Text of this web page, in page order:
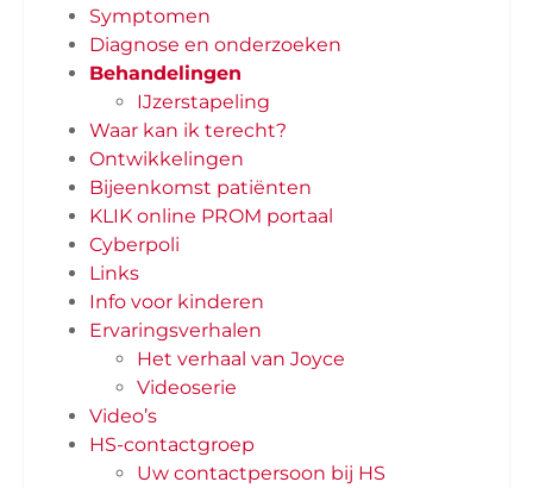
Symptomen
Diagnose en onderzoeken
Behandelingen
IJzerstapeling
Waar kan ik terecht?
Ontwikkelingen
Bijeenkomst patiënten
KLIK online PROM portaal
Cyberpoli
Links
Info voor kinderen
Ervaringsverhalen
Het verhaal van Joyce
Videoserie
Video’s
HS-contactgroep
Uw contactpersoon bij HS